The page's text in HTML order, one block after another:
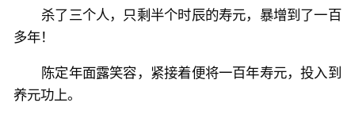
杀了三个人，只剩半个时辰的寿元，暴增到了一百
多年！
陈定年面露笑容，紧接着便将一百年寿元，投入到
养元功上。